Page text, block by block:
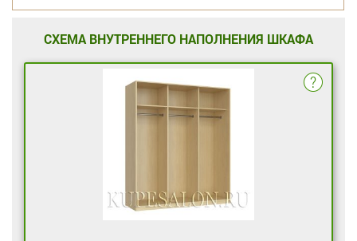
СХЕМА ВНУТРЕННЕГО НАПОЛНЕНИЯ ШКАФА